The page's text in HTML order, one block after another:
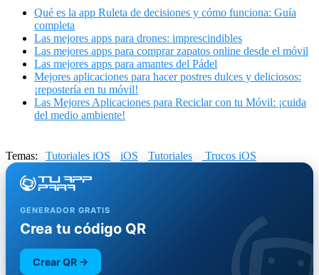
Qué es la app Ruleta de decisiones y cómo funciona: Guía
completa
Las mejores apps para drones: imprescindibles
Las mejores apps para comprar zapatos online desde el móvil
Las mejores apps para amantes del Pádel
Mejores aplicaciones para hacer postres dulces y deliciosos:
¡repostería en tu móvil!
Las Mejores Aplicaciones para Reciclar con tu Móvil: ¡cuida
del medio ambiente!
Temas: Tutoriales iOS iOS Tutoriales Trucos iOS
GENERADOR GRATIS
Crea tu código QR
Crear QR →